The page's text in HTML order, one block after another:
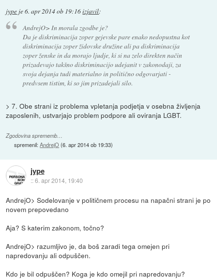
jype je6. apr 2014 ob 19:16izjavil:
AndrejO> In morala zgodbe je?
Da je diskriminacija zoper gejevske pare enako nedopustna kot
diskriminacija zoper židovske družine ali pa diskriminacija
zoper ženske in da morajo ljudje, ki si na zelo direkten način
prizadevajo takšno diskriminacijo udejanit v zakonodaji, za
svoja dejanja tudi materialno in politično odgovarjati -
predvsem tistim, ki so jim prizadejali silo.
> 7. Obe strani iz problema vpletanja podjetja v osebna življenja
zaposlenih, ustvarjajo problem podpore ali oviranja LGBT.
Zgodovina sprememb…
spremenil:AndrejO(6. apr 2014 ob 19:33)
jype
::6. apr 2014, 19:40
AndrejO> Sodelovanje v političnem procesu na napačni strani je po
novem prepovedano
Aja? S katerim zakonom, točno?
AndrejO> razumljivo je, da boš zaradi tega omejen pri
napredovanju ali odpuščen.
Kdo je bil odpuščen? Koga je kdo omejil pri napredovanju?